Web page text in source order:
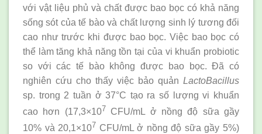
với vật liệu phủ và chất được bao bọc có khả năng
sống sót của tế bào và chất lượng sinh lý tương đối
cao như trước khi được bao bọc. Việc bao bọc có
thể làm tăng khả năng tồn tại của vi khuẩn probiotic
so với các tế bào không được bao bọc. Đã có
nghiên cứu cho thấy việc bảo quản LactoBacillus
sp. trong 2 tuần ở 37°C tạo ra số lượng vi khuẩn
cao hơn (17,3×107 CFU/mL ở nồng độ sữa gầy
10% và 20,1×107 CFU/mL ở nồng độ sữa gầy 5%)